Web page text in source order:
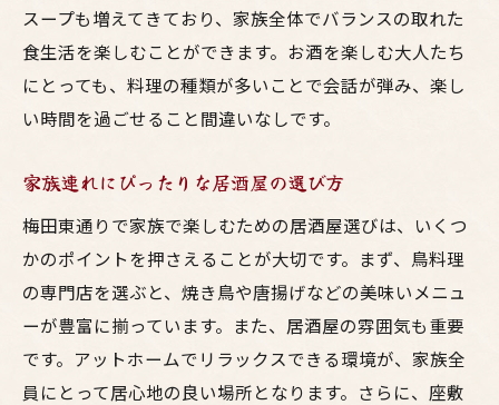
スープも増えてきており、家族全体でバランスの取れた
食生活を楽しむことができます。お酒を楽しむ大人たち
にとっても、料理の種類が多いことで会話が弾み、楽し
い時間を過ごせること間違いなしです。
家族連れにぴったりな居酒屋の選び方
梅田東通りで家族で楽しむための居酒屋選びは、いくつ
かのポイントを押さえることが大切です。まず、鳥料理
の専門店を選ぶと、焼き鳥や唐揚げなどの美味いメニュ
ーが豊富に揃っています。また、居酒屋の雰囲気も重要
です。アットホームでリラックスできる環境が、家族全
員にとって居心地の良い場所となります。さらに、座敷